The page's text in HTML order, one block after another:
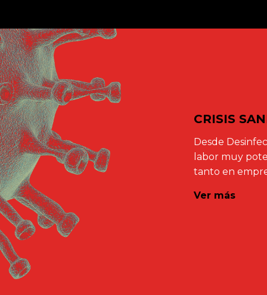
CRISIS
Desde
labor muy
tanto en
Ver más